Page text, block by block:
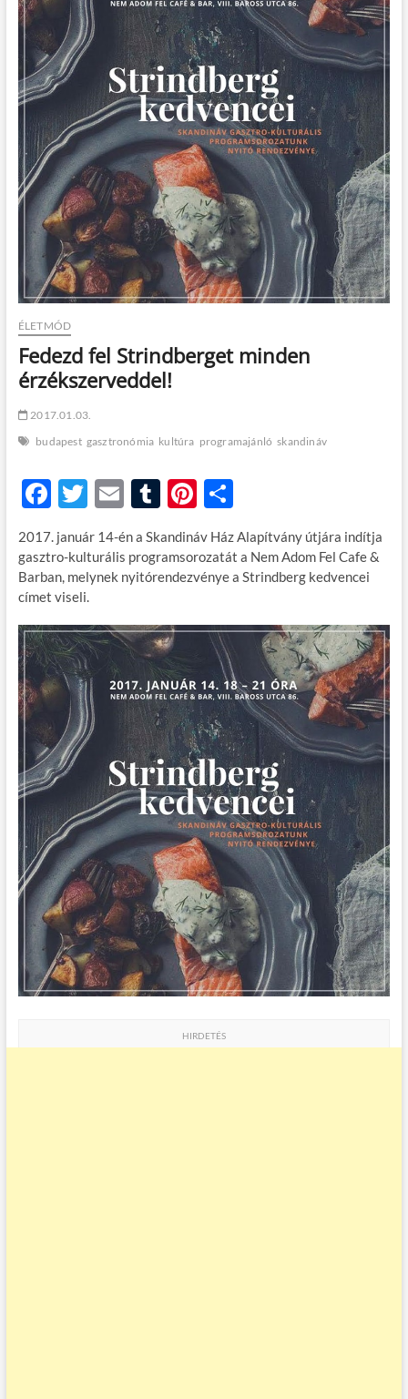
o
ÉLETMÓD
Fedezd fel Strindberget minden
érzékszerveddel!
2017.01.03.
budapest gasztronómia kultúra programajánló skandináv
F
e
b
o
o
k
T
itt
er
E
ail
T
m
bl
Pi
er
es
O
za
m
g
2017. január 14-én a Skandináv Ház Alapítvány útjára indítja
gasztro-kulturális programsorozatát a Nem Adom Fel Cafe &
Barban, melynek nyitórendezvénye a Strindberg kedvencei
címet viseli.
HIRDETÉS